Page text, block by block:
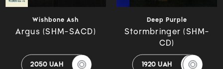
Wishbone Ash
Argus (SHM-SACD)
2050 UAH
Deep Purple
Stormbringer (SHM-
CD)
1920 UAH